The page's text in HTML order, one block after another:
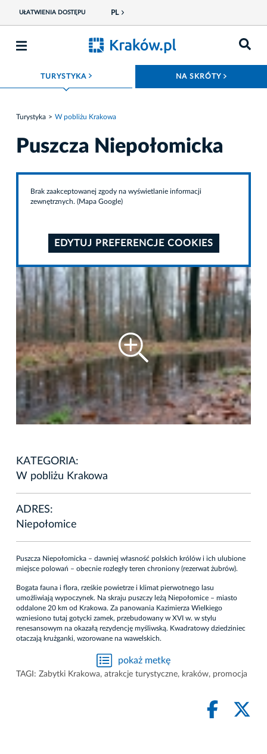
UŁATWIENIA DOSTĘPU PL
TURYSTYKA ROZWIŃ MENU NA SKRÓTY
Turystyka W pobliżu Krakowa
Puszcza Niepołomicka
Brak zaakceptowanej zgody na wyświetlanie informacji
zewnętrznych. (Mapa Google)
EDYTUJ PREFERENCJE COOKIES
KATEGORIA:
W pobliżu Krakowa
ADRES:
Niepołomice
Puszcza Niepołomicka – dawniej własność polskich królów i ich ulubione
miejsce polowań – obecnie rozległy teren chroniony (rezerwat żubrów).
Bogata fauna i flora, rześkie powietrze i klimat pierwotnego lasu
umożliwiają wypoczynek. Na skraju puszczy leżą Niepołomice – miasto
oddalone 20 km od Krakowa. Za panowania Kazimierza Wielkiego
wzniesiono tutaj gotycki zamek, przebudowany w XVI w. w stylu
renesansowym na okazałą rezydencję myśliwską. Kwadratowy dziedziniec
otaczają krużganki, wzorowane na wawelskich.
pokaż metkę
TAGI: Zabytki Krakowa, atrakcje turystyczne, kraków, promocja